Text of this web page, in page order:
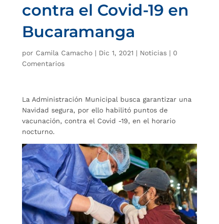
contra el Covid-19 en
Bucaramanga
por Camila Camacho| Dic 1, 2021 | Noticias| 0
Comentarios
La Administración Municipal busca garantizar una
Navidad segura, por ello habilitó puntos de
vacunación, contra el Covid -19, en el horario
nocturno.